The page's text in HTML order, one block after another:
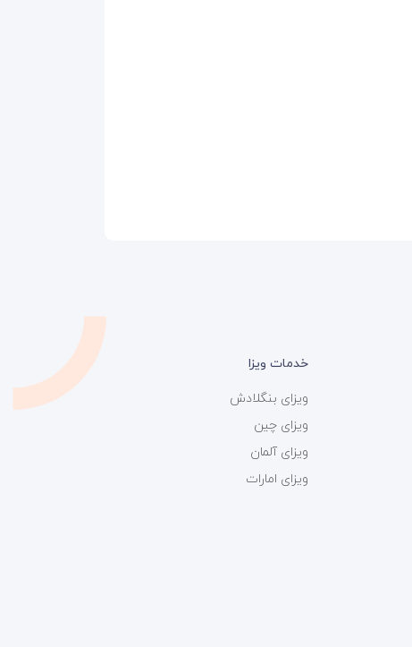
خدمات ویزا
ویزای بنگلادش
ویزای چین
ویزای آلمان
ویزای امارات